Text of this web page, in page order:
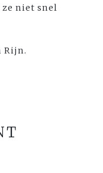
ze niet snel
Rijn.